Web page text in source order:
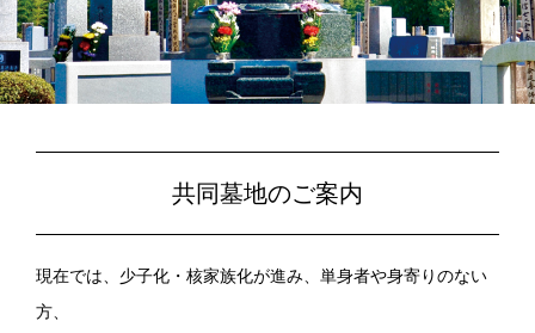
共同墓地のご案内
現在では、少子化・核家族化が進み、単身者や身寄りのない
方、